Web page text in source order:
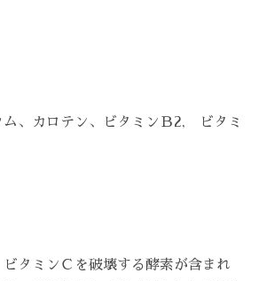
ム、カロテン、ビタミンＢ2, ビタミ
タミンＣを破壊する酵素が含まれ